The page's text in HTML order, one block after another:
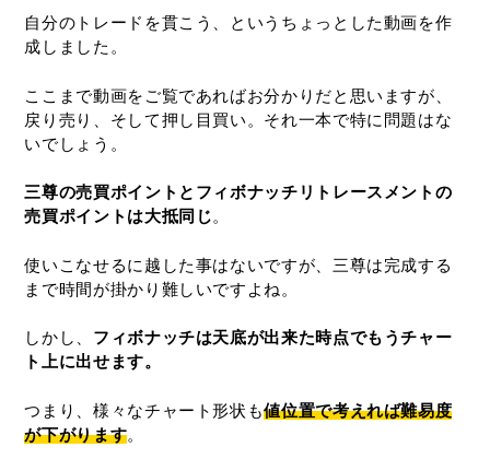
自分のトレードを貫こう、というちょっとした動画を作
成しました。
ここまで動画をご覧であればお分かりだと思いますが、
戻り売り、そして押し目買い。それ一本で特に問題はな
いでしょう。
三尊の売買ポイントとフィボナッチリトレースメントの
売買ポイントは大抵同じ。
使いこなせるに越した事はないですが、三尊は完成する
まで時間が掛かり難しいですよね。
しかし、 フィボナッチは天底が出来た時点でもうチャー
ト上に出せます。
つまり、様々なチャート形状も値位置で考えれば難易度
が下がります。